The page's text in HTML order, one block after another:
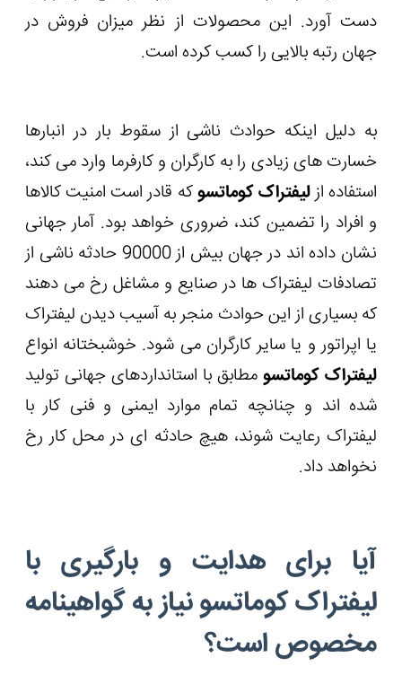
دست آورد. این محصولات از نظر میزان فروش در
جهان رتبه بالایی را کسب کرده است.
به دلیل اینکه حوادث ناشی از سقوط بار در انبارها
خسارت های زیادی را به کارگران و کارفرما وارد می کند،
استفاده ازلیفتراک کوماتسوکه قادر است امنیت کالاها
و افراد را تضمین کند، ضروری خواهد بود. آمار جهانی
نشان داده اند در جهان بیش از 90000 حادثه ناشی از
تصادفات لیفتراک ها در صنایع و مشاغل رخ می دهند
که بسیاری از این حوادث منجر به آسیب دیدن لیفتراک
یا اپراتور و یا سایر کارگران می شود. خوشبختانه انواع
لیفتراک کوماتسومطابق با استانداردهای جهانی تولید
شده اند و چنانچه تمام موارد ایمنی و فنی کار با
لیفتراک رعایت شوند، هیچ حادثه ای در محل کار رخ
نخواهد داد.
آیا برای هدایت و بارگیری با
لیفتراک کوماتسو نیاز به گواهینامه
مخصوص است؟